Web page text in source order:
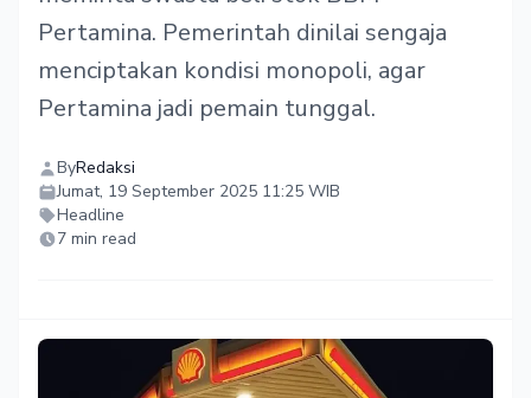
Pertamina. Pemerintah dinilai sengaja
menciptakan kondisi monopoli, agar
Pertamina jadi pemain tunggal.
ByRedaksi
Jumat, 19 September 2025 11:25 WIB
Headline
7 min read